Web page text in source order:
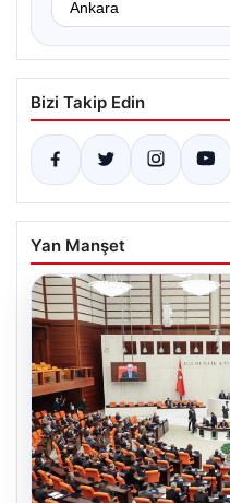
Bizi Takip Edin
Yan Manşet